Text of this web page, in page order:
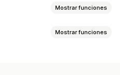
Mostrar funciones
Mostrar funciones